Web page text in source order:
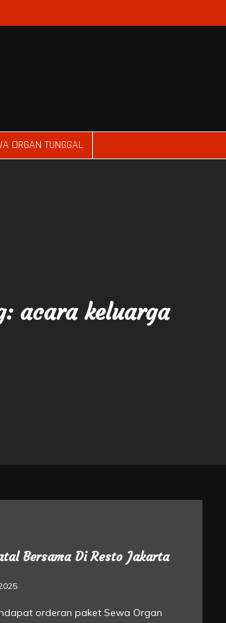
ORGAN TUNGGAL
acara keluarga
Bersama Di Resto Jakarta
orderan paket Sewa Organ